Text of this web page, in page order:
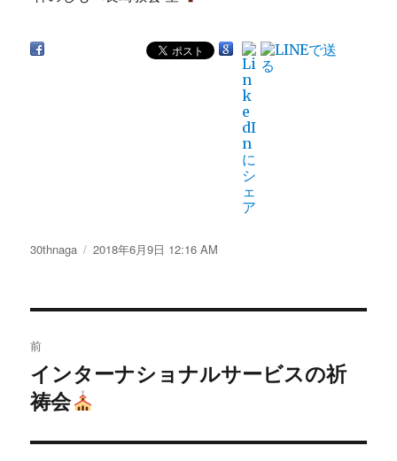
投
30thnaga
投
2018年6月9日 12:16 AM
稿
ナ
ビ
前
過
去
投
インターナショナルサービスの祈
祷会